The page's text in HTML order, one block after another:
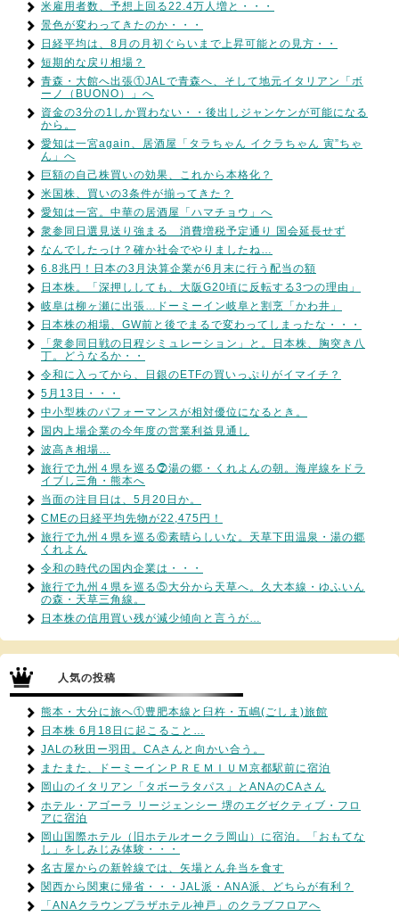
米雇用者数、予想上回る22.4万人増と・・・
景色が変わってきたのか・・・
日経平均は、8月の月初ぐらいまで上昇可能との見方・・
短期的な戻り相場？
青森・大館へ出張①JALで青森へ、そして地元イタリアン「ボ
ーノ（BUONO）」へ
資金の3分の1しか買わない・・後出しジャンケンが可能になる
から。
愛知は一宮again、居酒屋「タラちゃん イクラちゃん 寅”ちゃ
ん」へ
巨額の自己株買いの効果、これから本格化？
米国株、買いの3条件が揃ってきた？
愛知は一宮。中華の居酒屋「ハマチョウ」へ
衆参同日選見送り強まる 消費増税予定通り 国会延長せず
なんでしたっけ？確か社会でやりましたね…
6.8兆円！日本の3月決算企業が6月末に行う配当の額
日本株。「深押ししても、大阪G20頃に反転する3つの理由」
岐阜は柳ヶ瀬に出張…ドーミーイン岐阜と割烹「かわ井」
日本株の相場、GW前と後でまるで変わってしまったな・・・
「衆参同日戦の日程シミュレーション」と。日本株、胸突き八
丁。どうなるか・・
令和に入ってから、日銀のETFの買いっぷりがイマイチ？
5月13日・・・
中小型株のパフォーマンスが相対優位になるとき。
国内上場企業の今年度の営業利益見通し
波高き相場…
旅行で九州４県を巡る⓻湯の郷・くれよんの朝。海岸線をドラ
イブし三角・熊本へ
当面の注目日は、5月20日か。
CMEの日経平均先物が22,475円！
旅行で九州４県を巡る⑥素晴らしいな。天草下田温泉・湯の郷
くれよん
令和の時代の国内企業は・・・
旅行で九州４県を巡る⑤大分から天草へ。久大本線・ゆふいん
の森・天草三角線。
日本株の信用買い残が減少傾向と言うが…
人気の投稿
熊本・大分に旅へ①豊肥本線と臼杵・五嶋(ごしま)旅館
日本株 6月18日に起こること…
JALの秋田ー羽田。CAさんと向かい合う。
またまた、ドーミーインＰＲＥＭＩＵＭ京都駅前に宿泊
岡山のイタリアン「タボーラタパス」とANAのCAさん
ホテル・アゴーラ リージェンシー 堺のエグゼクティブ・フロ
アに宿泊
岡山国際ホテル（旧ホテルオークラ岡山）に宿泊。「おもてな
し」をしみじみ体験・・・
名古屋からの新幹線では、矢場とん弁当を食す
関西から関東に帰省・・・JAL派・ANA派、どちらが有利？
「ANAクラウンプラザホテル神戸」のクラブフロアへ